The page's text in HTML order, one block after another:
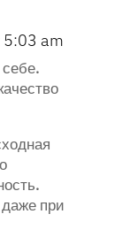
5:03 am
при